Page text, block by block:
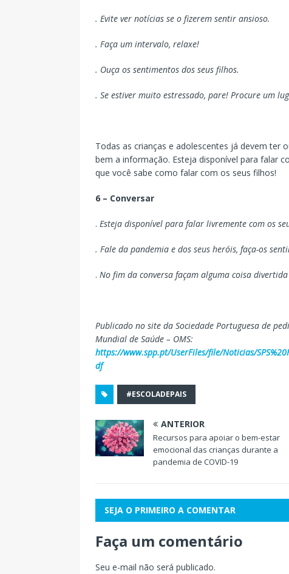
. Evite ver notícias se o fizerem sentir ansioso.
. Faça um intervalo, relaxe!
. Ouça os sentimentos dos seus filhos.
. Se estiver muito estressado, pare! Procure um
Todas as crianças e adolescentes já devem ter
bem a informação. Esteja disponível para falar
que você sabe como falar com os seus filhos!
6 – Conversar
. Esteja disponível para falar livremente com os
. Fale da pandemia e dos seus heróis, faça-os
. No fim da conversa façam alguma coisa
Publicado no site da Sociedade Portuguesa de
Mundial de Saúde – OMS:
https://www.spp.pt/UserFiles/file/Noticias/
df
#ESCOLADEPAIS
ANTERIOR
Recursos para apoiar o bem-estar
emocional das crianças durante a
pandemia de COVID-19
SEJA O PRIMEIRO A COMENTAR
Faça um comentário
Seu e-mail não será publicado.